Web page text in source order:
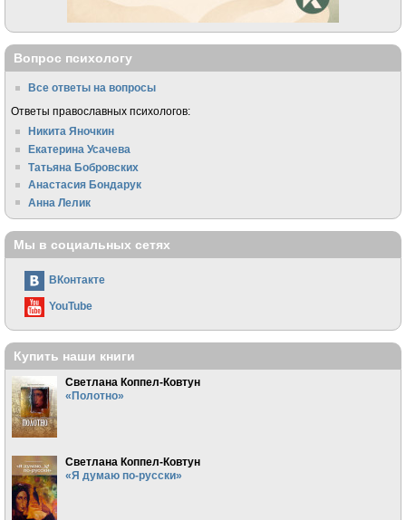
Вопрос психологу
Все ответы на вопросы
Ответы православных психологов:
Никита Яночкин
Екатерина Усачева
Татьяна Бобровских
Анастасия Бондарук
Анна Лелик
Мы в социальных сетях
ВКонтакте
YouTube
Купить наши книги
Светлана Коппел-Ковтун
«Полотно»
Светлана Коппел-Ковтун
«Я думаю по-русски»